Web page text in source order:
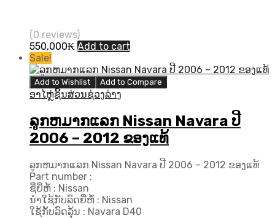
(0 reviews)
550,000₭ Add to cart
Sale!
Add to Wishlist Add to Compare
ອາໄຫຼ່ຊິ້ນສ່ວນຊ່ວງລ່າງ
ລູກຫມາກແລກ Nissan Navara ປີ​
2006 – 2012 ຂອງແທ້
ລູກຫມາກແລກ Nissan Navara ປີ​ 2006 – 2012 ຂອງແທ້
Part number :
ຊື່ຍີ່ຫໍ້ : Nissan
ນຳໃຊ້ກັບລົດຍີ່ຫໍ້ : Nissan
ໃຊ້ກັບລົດລຸ້ນ : Navara D40